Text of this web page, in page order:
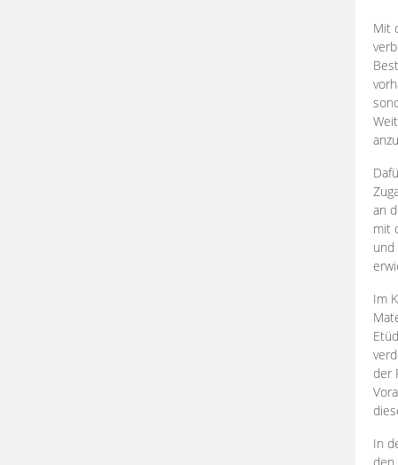
Mit
an
mit
und
Im
der
In
den